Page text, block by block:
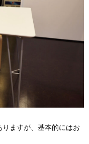
ますが、基本的にはお